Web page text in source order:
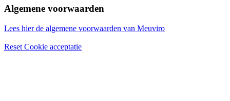
Algemene voorwaarden
Lees hier de algemene voorwaarden van Meuviro
Reset Cookie acceptatie